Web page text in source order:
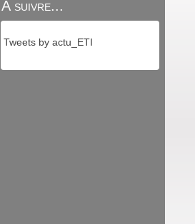
A suivre...
Tweets by actu_ETI